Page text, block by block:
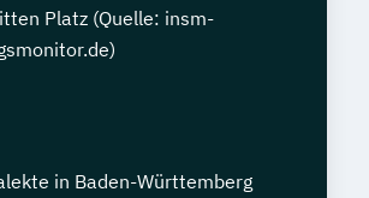
Platz (Quelle: insm-
in Baden-Württemberg